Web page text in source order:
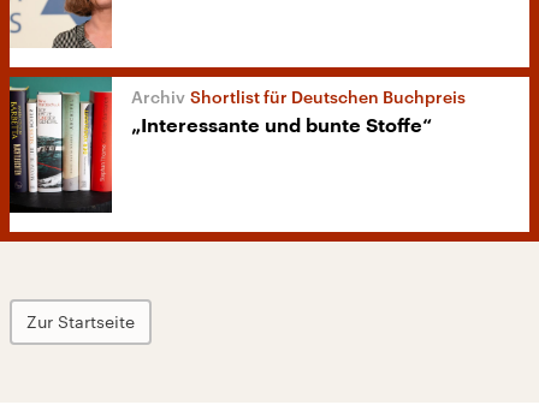
Shortlist für Deutschen Buchpreis
„Interessante und bunte Stoffe“
Zur Startseite